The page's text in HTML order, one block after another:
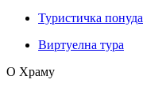
Туристичка понуда
Виртуелна тура
О Храму